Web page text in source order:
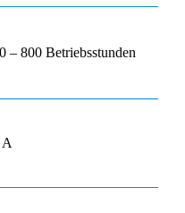
– 800 Betriebsstunden